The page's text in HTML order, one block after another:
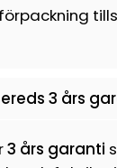
tills
3 års
3 års garanti